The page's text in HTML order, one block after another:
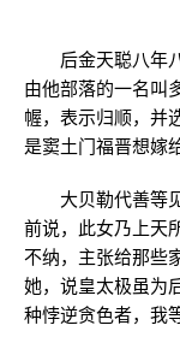
后金天聪八年八
由他部落的一名叫
幄，表示归顺，并
是窦土门福晋想嫁
大贝勒代善等见
前说，此女乃上天
不纳，主张给那些
她，说皇太极虽为
种悖逆贪色者，我